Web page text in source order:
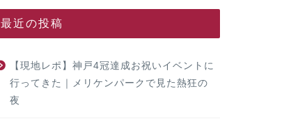
最近の投稿
【現地レポ】神戸4冠達成お祝いイベントに
行ってきた｜メリケンパークで見た熱狂の
夜